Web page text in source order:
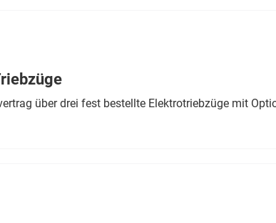
über drei fest bestellte Elektrotriebzüge mit